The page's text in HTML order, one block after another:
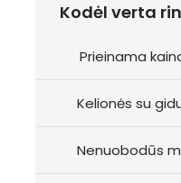
Kodėl verta
Prieinama
Kelionės su
Nenuobodūs